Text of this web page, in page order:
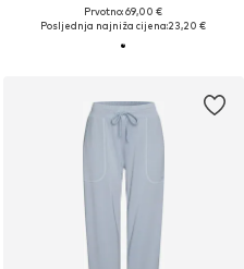
Prvotno: 69,00 €
Posljednja najniža cijena:23,20 €